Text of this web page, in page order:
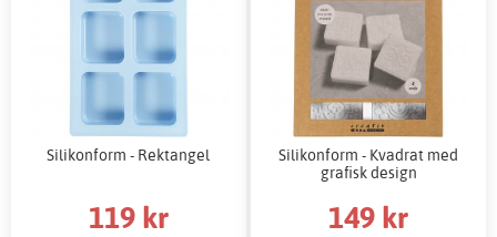
Silikonform - Rektangel
119 kr
Silikonform - Kvadrat med
grafisk design
149 kr